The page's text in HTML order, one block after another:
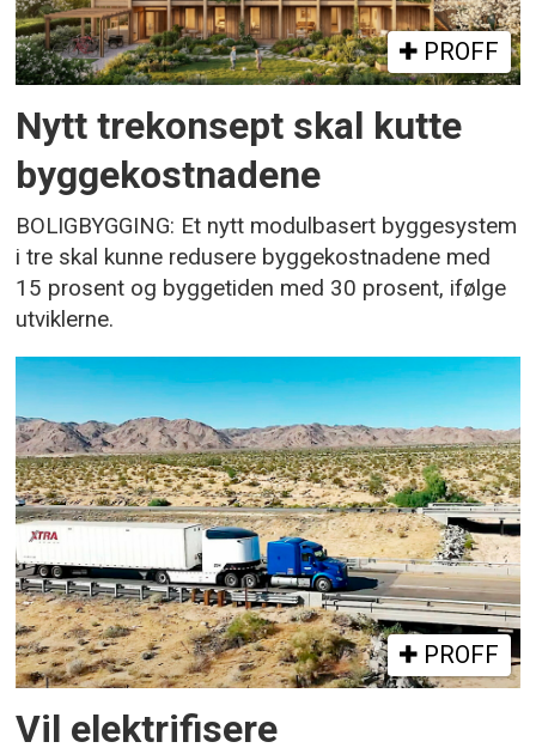
PROFF
Nytt trekonsept skal kutte
byggekostnadene
BOLIGBYGGING: Et nytt modulbasert byggesystem
i tre skal kunne redusere byggekostnadene med
15 prosent og byggetiden med 30 prosent, ifølge
utviklerne.
PROFF
Vil elektrifisere